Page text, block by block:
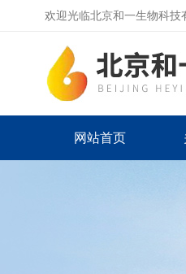
欢迎光临北京和一生物科技
网站首页